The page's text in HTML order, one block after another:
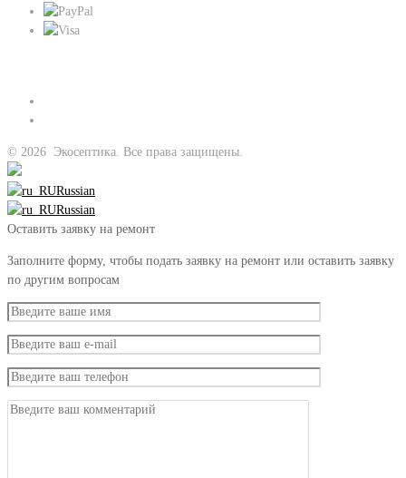
© 2026 Экосептика. Все права защищены.
Russian
Russian
Оставить заявку на ремонт
Заполните форму, чтобы подать заявку на ремонт или оставить заявку
по другим вопросам